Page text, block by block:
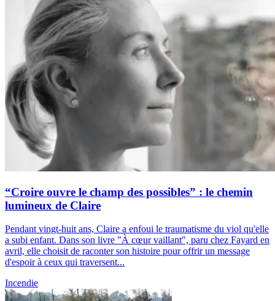
“Croire ouvre le champ des possibles” : le chemin
lumineux de Claire
Pendant vingt-huit ans, Claire a enfoui le traumatisme du viol qu'elle
a subi enfant. Dans son livre "À cœur vaillant", paru chez Fayard en
avril, elle choisit de raconter son histoire pour offrir un message
d'espoir à ceux qui traversent...
Incendie